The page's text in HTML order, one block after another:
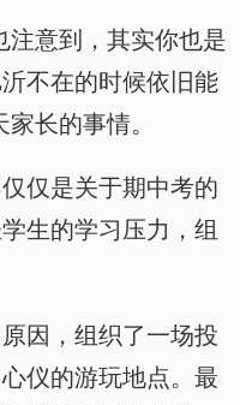
注意到，其实你也是
不在的时候依旧能
长的事情。
仅是关于期中考的
生的学习压力，组
因，组织了一场投
仪的游玩地点。最